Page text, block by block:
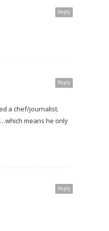
Reply
Reply
a chef/journalist.
means he only
Reply